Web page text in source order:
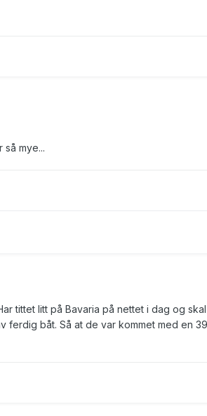
mye...
tittet litt på Bavaria på nettet i dag og skal
ferdig båt. Så at de var kommet med en